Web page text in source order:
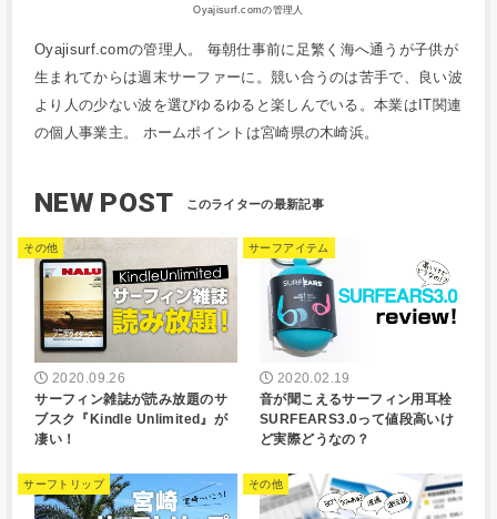
Oyajisurf.comの管理人
Oyajisurf.comの管理人。 毎朝仕事前に足繁く海へ通うが子供が
生まれてからは週末サーファーに。競い合うのは苦手で、良い波
より人の少ない波を選びゆるゆると楽しんでいる。本業はIT関連
の個人事業主。 ホームポイントは宮崎県の木崎浜。
NEW POST
その他
2020.09.26
サーフィン雑誌が読み放題のサ
ブスク『Kindle Unlimited』が
凄い！
サーフアイテム
2020.02.19
音が聞こえるサーフィン用耳栓
SURFEARS3.0って値段高いけ
ど実際どうなの？
サーフトリップ その他